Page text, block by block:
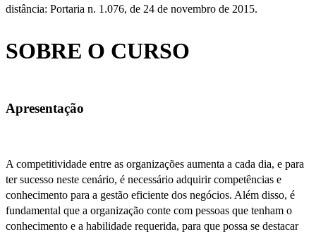
distância: Portaria n. 1.076, de 24 de novembro de 2015.
SOBRE O CURSO
Apresentação
A competitividade entre as organizações aumenta a cada dia, e para
ter sucesso neste cenário, é necessário adquirir competências e
conhecimento para a gestão eficiente dos negócios. Além disso, é
fundamental que a organização conte com pessoas que tenham o
conhecimento e a habilidade requerida, para que possa se destacar